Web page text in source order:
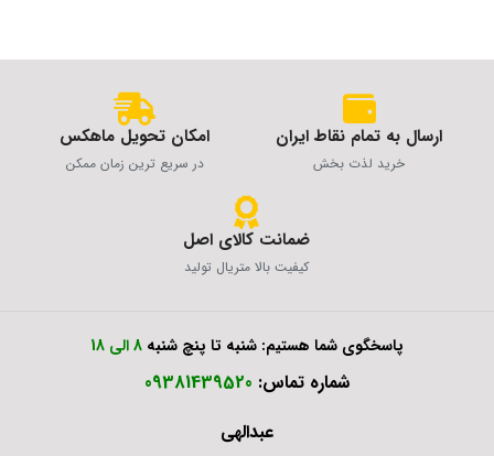
ارسال به تمام نقاط ایران
خرید لذت بخش
امکان تحویل ماهکس
در سریع ترین زمان ممکن
ضمانت کالای اصل
کیفیت بالا متریال تولید
پاسخگوی شما هستیم: شنبه تا پنچ شنبه 8 الی 18
شماره تماس: 09381439520
عبدالهی